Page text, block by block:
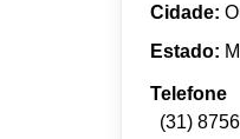
Cidade:
Estado:
Telefone
(31) 8756-